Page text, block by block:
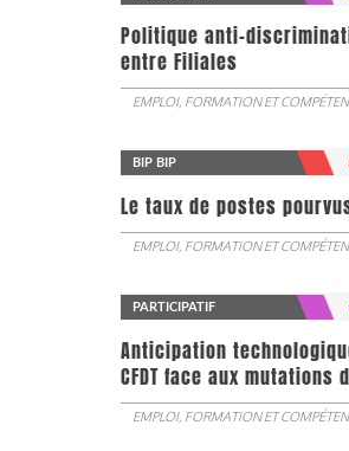
Politique anti-
entre Filiales
EMPLOI, FORMATION ET
BIP BIP
Le taux de postes
EMPLOI, FORMATION ET
PARTICIPATIF
Anticipation
CFDT face aux mutations
EMPLOI, FORMATION ET